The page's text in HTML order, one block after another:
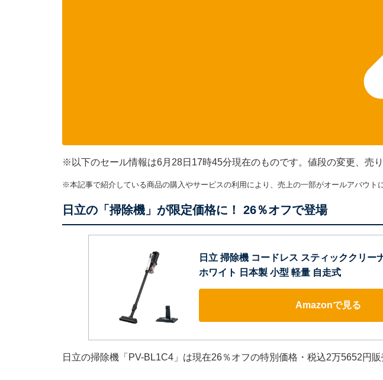
※以下のセール情報は6月28日17時45分現在のものです。値段の変更、売り
※本記事で紹介している商品の購入やサービスの利用により、売上の一部がオールアバウト
日立の「掃除機」が限定価格に！ 26％オフで登場
日立 掃除機 コードレス スティッククリー
ホワイト 日本製 小型 軽量 自走式
Amazonで見る
日立の掃除機「PV-BL1C4」は現在26％オフの特別価格・税込2万5652円販